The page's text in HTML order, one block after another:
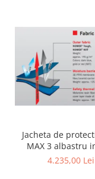
Jacheta de
MAX 3 albastru
NOMEX®
4.235,00 Lei